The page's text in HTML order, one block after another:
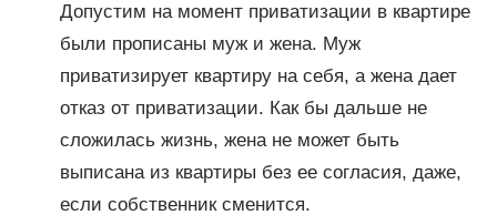
Допустим на момент приватизации в квартире
были прописаны муж и жена. Муж
приватизирует квартиру на себя, а жена дает
отказ от приватизации. Как бы дальше не
сложилась жизнь, жена не может быть
выписана из квартиры без ее согласия, даже,
если собственник сменится.